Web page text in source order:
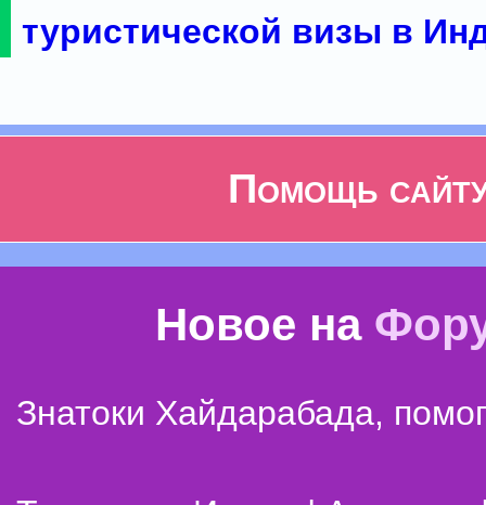
туристической визы в
Помощь
Новое на
Знатоки Хайдарабада,